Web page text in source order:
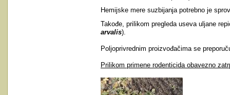
Hemijske mere suzbijanja potrebno je
Takođe, prilikom pregleda useva uljane
arvalis).
Poljoprivrednim proizvođačima se
Prilikom primene rodenticida obavezno